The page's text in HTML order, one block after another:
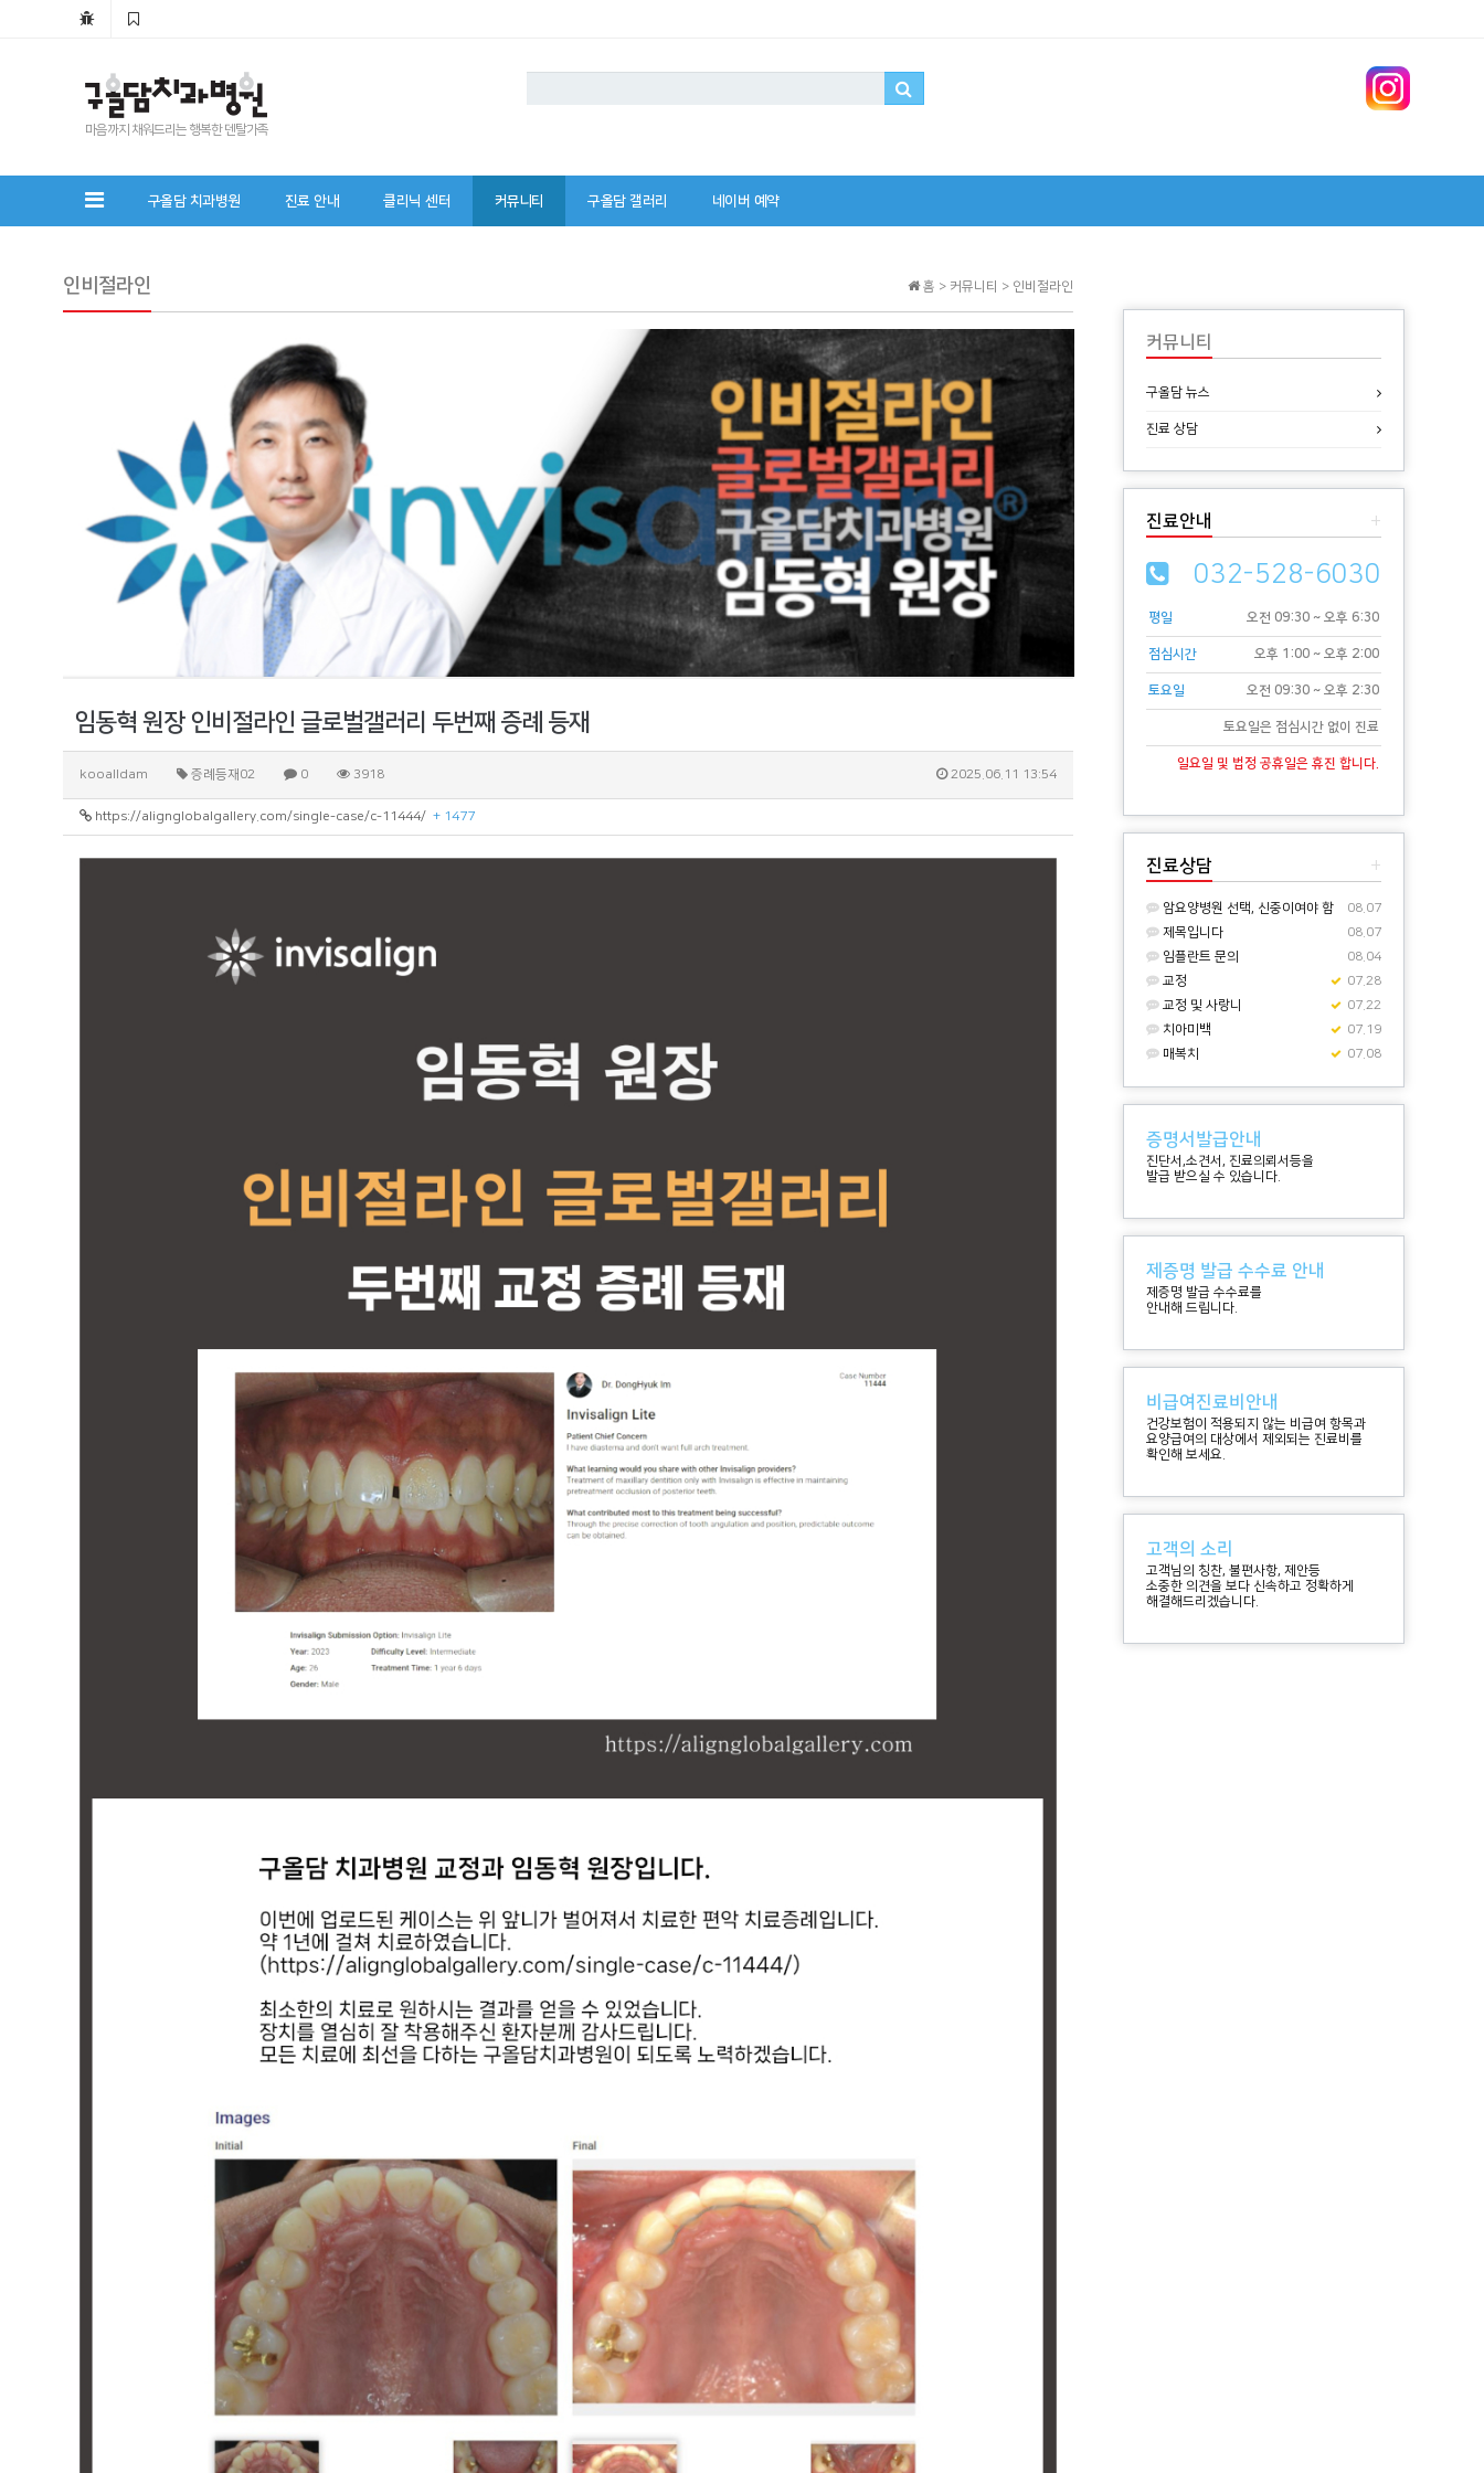
마음까지 채워드리는 행복한 덴탈가족
구올담 치과병원 진료 안내 클리닉 센터 커뮤니티 구올담 갤러리 네이버 예약
홈 > 커뮤니티 > 인비절라인
인비절라인
임동혁 원장 인비절라인 글로벌갤러리 두번째 증례 등재
kooalldam 증례등재02 0 3918 2025.06.11 13:54
https://alignglobalgallery.com/single-case/c-11444/ + 1477
커뮤니티
구올담 뉴스
진료 상담
+
진료안내
032-528-6030
평일 오전 09:30 ~ 오후 6:30
점심시간 오후 1:00 ~ 오후 2:00
토요일 오전 09:30 ~ 오후 2:30
토요일은 점심시간 없이 진료
일요일 및 법정 공휴일은 휴진 합니다.
+
진료상담
08.07
암요양병원 선택, 신중이여야 함
08.07
제목입니다
08.04
임플란트 문의
07.28
교정
07.22
교정 및 사랑니
07.19
치아미백
07.08
매복치
증명서발급안내
진단서,소견서, 진료의뢰서등을
발급 받으실 수 있습니다.
제증명 발급 수수료 안내
제증명 발급 수수료를
안내해 드립니다.
비급여진료비안내
건강보험이 적용되지 않는 비급여 항목과
요양급여의 대상에서 제외되는 진료비를
확인해 보세요.
고객의 소리
고객님의 칭찬, 불편사항, 제안등
소중한 의견을 보다 신속하고 정확하게
해결해드리겠습니다.